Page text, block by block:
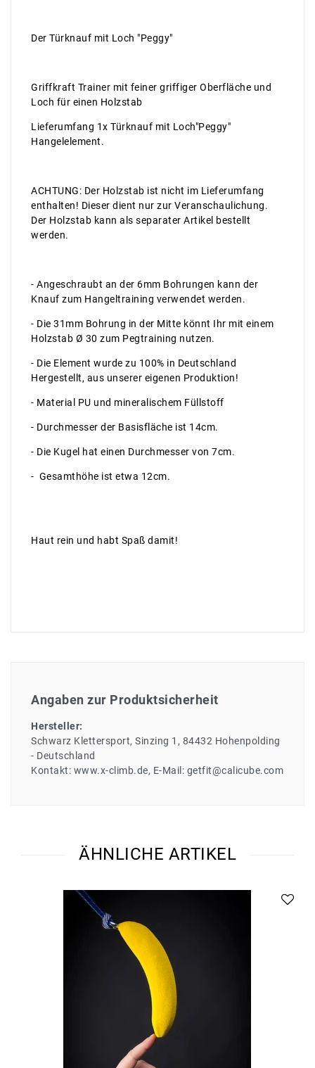
Der Türknauf mit Loch "Peggy"
Griffkraft Trainer mit feiner griffiger Oberfläche und
Loch für einen Holzstab
Lieferumfang 1x Türknauf mit Loch"Peggy"
Hangelelement.
ACHTUNG: Der Holzstab ist nicht im Lieferumfang
enthalten! Dieser dient nur zur Veranschaulichung.
Der Holzstab kann als separater Artikel bestellt
werden.
- Angeschraubt an der 6mm Bohrungen kann der
Knauf zum Hangeltraining verwendet werden.
- Die 31mm Bohrung in der Mitte könnt Ihr mit einem
Holzstab Ø 30 zum Pegtraining nutzen.
- Die Element wurde zu 100% in Deutschland
Hergestellt, aus unserer eigenen Produktion!
- Material PU und mineralischem Füllstoff
- Durchmesser der Basisfläche ist 14cm.
- Die Kugel hat einen Durchmesser von 7cm.
- Gesamthöhe ist etwa 12cm.
Haut rein und habt Spaß damit!
Angaben zur Produktsicherheit
Hersteller:
Schwarz Klettersport Sinzing 1 84432 Hohenpolding
Deutschland
Kontakt: www.x-climb.de E-Mail: getfit@calicube.com
ÄHNLICHE ARTIKEL